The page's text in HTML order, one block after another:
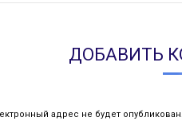
ДОБАВИТЬ
адрес не будет